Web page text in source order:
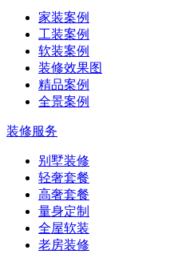
家装案例
工装案例
软装案例
装修效果图
精品案例
全景案例
装修服务
别墅装修
轻奢套餐
高奢套餐
量身定制
全屋软装
老房装修